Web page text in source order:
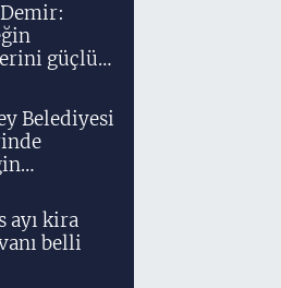
güçlü
Belediyesi
ayı kira
belli